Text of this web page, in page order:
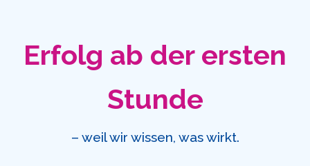
Erfolg ab der ersten
Stunde
– weil wir wissen, was wirkt.